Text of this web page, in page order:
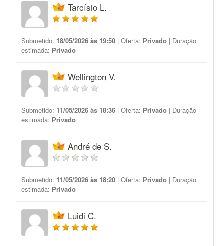
Tarcísio L.
Submetido: 18/05/2026 às 19:50 | Oferta: Privado | Duração
estimada: Privado
Wellington V.
Submetido: 11/05/2026 às 18:36 | Oferta: Privado | Duração
estimada: Privado
André de S.
Submetido: 11/05/2026 às 18:20 | Oferta: Privado | Duração
estimada: Privado
Luidi C.